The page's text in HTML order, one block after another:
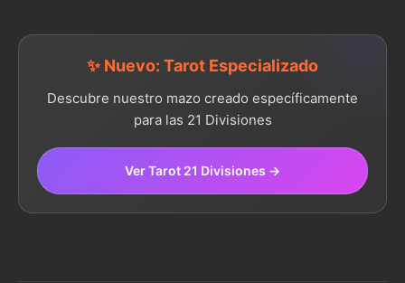
✨ Nuevo: Tarot Especializado
Descubre nuestro mazo creado específicamente
para las 21 Divisiones
Ver Tarot 21 Divisiones →